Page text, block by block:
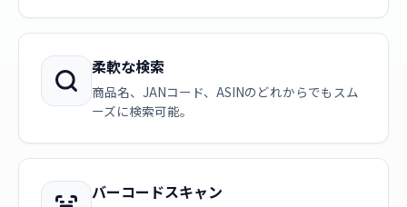
柔軟な検索
商品名、JANコード、ASINのどれからでもスム
ーズに検索可能。
バーコードスキャン